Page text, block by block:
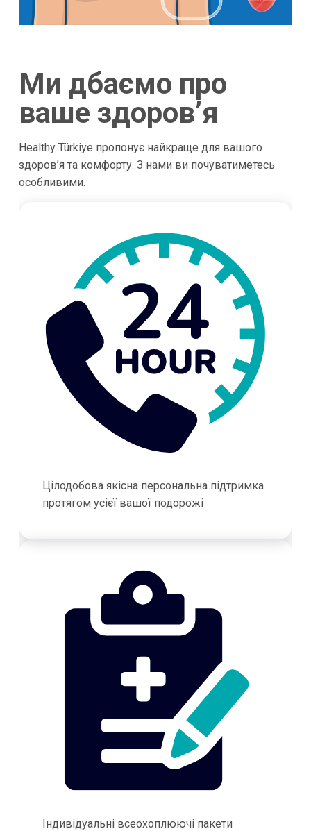
Ми дбаємо про
ваше здоров’я
Healthy Türkiye пропонує найкраще для вашого
здоров’я та комфорту. З нами ви почуватиметесь
особливими.
Цілодобова якісна персональна підтримка
протягом усієї вашої подорожі
Індивідуальні всеохоплюючі пакети